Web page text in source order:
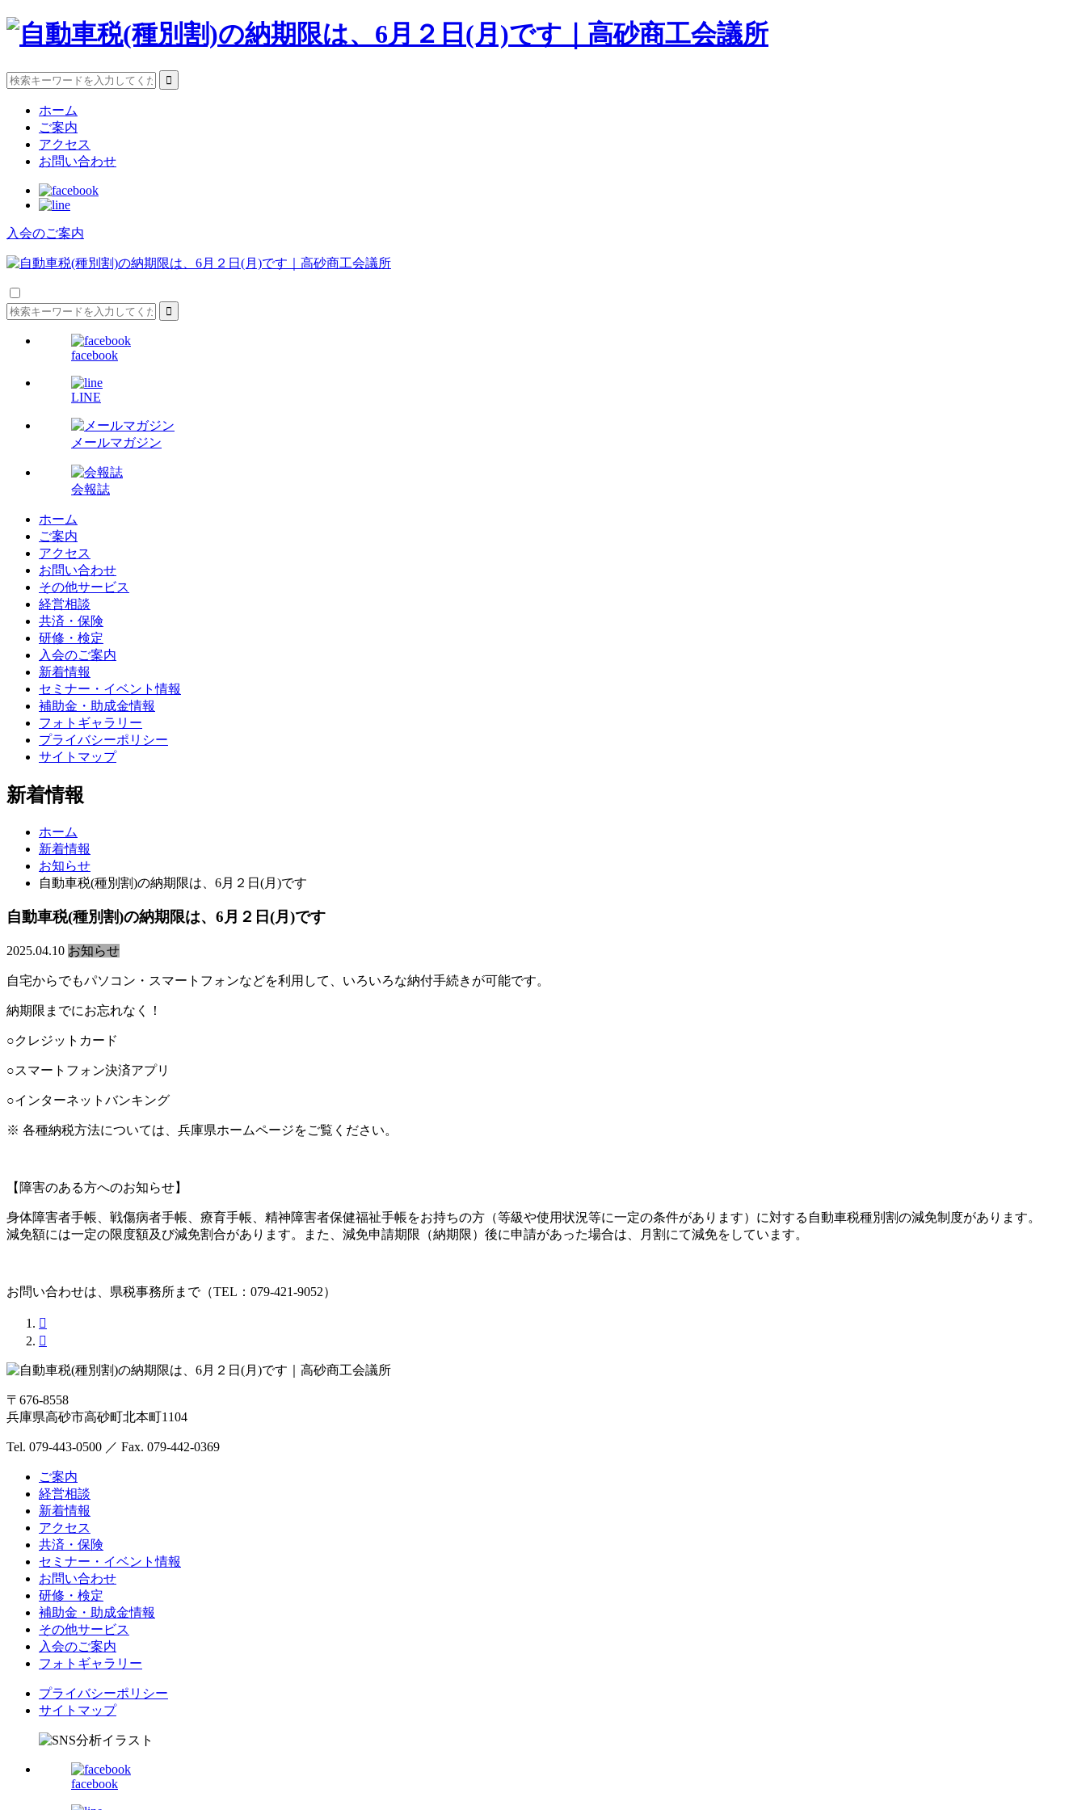
ホーム
ご案内
アクセス
お問い合わせ
入会のご案内
facebook
LINE
メールマガジン
会報誌
ホーム
ご案内
アクセス
お問い合わせ
その他サービス
経営相談
共済・保険
研修・検定
入会のご案内
新着情報
セミナー・イベント情報
補助金・助成金情報
フォトギャラリー
プライバシーポリシー
サイトマップ
新着情報
ホーム
新着情報
お知らせ
自動車税(種別割)の納期限は、6月２日(月)です
自動車税(種別割)の納期限は、6月２日(月)です
2025.04.10 お知らせ
自宅からでもパソコン・スマートフォンなどを利用して、いろいろな納付手続きが可能です。
納期限までにお忘れなく！
○クレジットカード
○スマートフォン決済アプリ
○インターネットバンキング
※ 各種納税方法については、兵庫県ホームページをご覧ください。
【障害のある方へのお知らせ】
身体障害者手帳、戦傷病者手帳、療育手帳、精神障害者保健福祉手帳をお持ちの方（等級や使用状況等に一定の条件があります）に対する自動車税種別割の減免制度があります。
減免額には一定の限度額及び減免割合があります。また、減免申請期限（納期限）後に申請があった場合は、月割にて減免をしています。
お問い合わせは、県税事務所まで（TEL：079-421-9052）


〒676-8558
兵庫県高砂市高砂町北本町1104
Tel. 079-443-0500 ／ Fax. 079-442-0369
ご案内
経営相談
新着情報
アクセス
共済・保険
セミナー・イベント情報
お問い合わせ
研修・検定
補助金・助成金情報
その他サービス
入会のご案内
フォトギャラリー
プライバシーポリシー
サイトマップ
facebook